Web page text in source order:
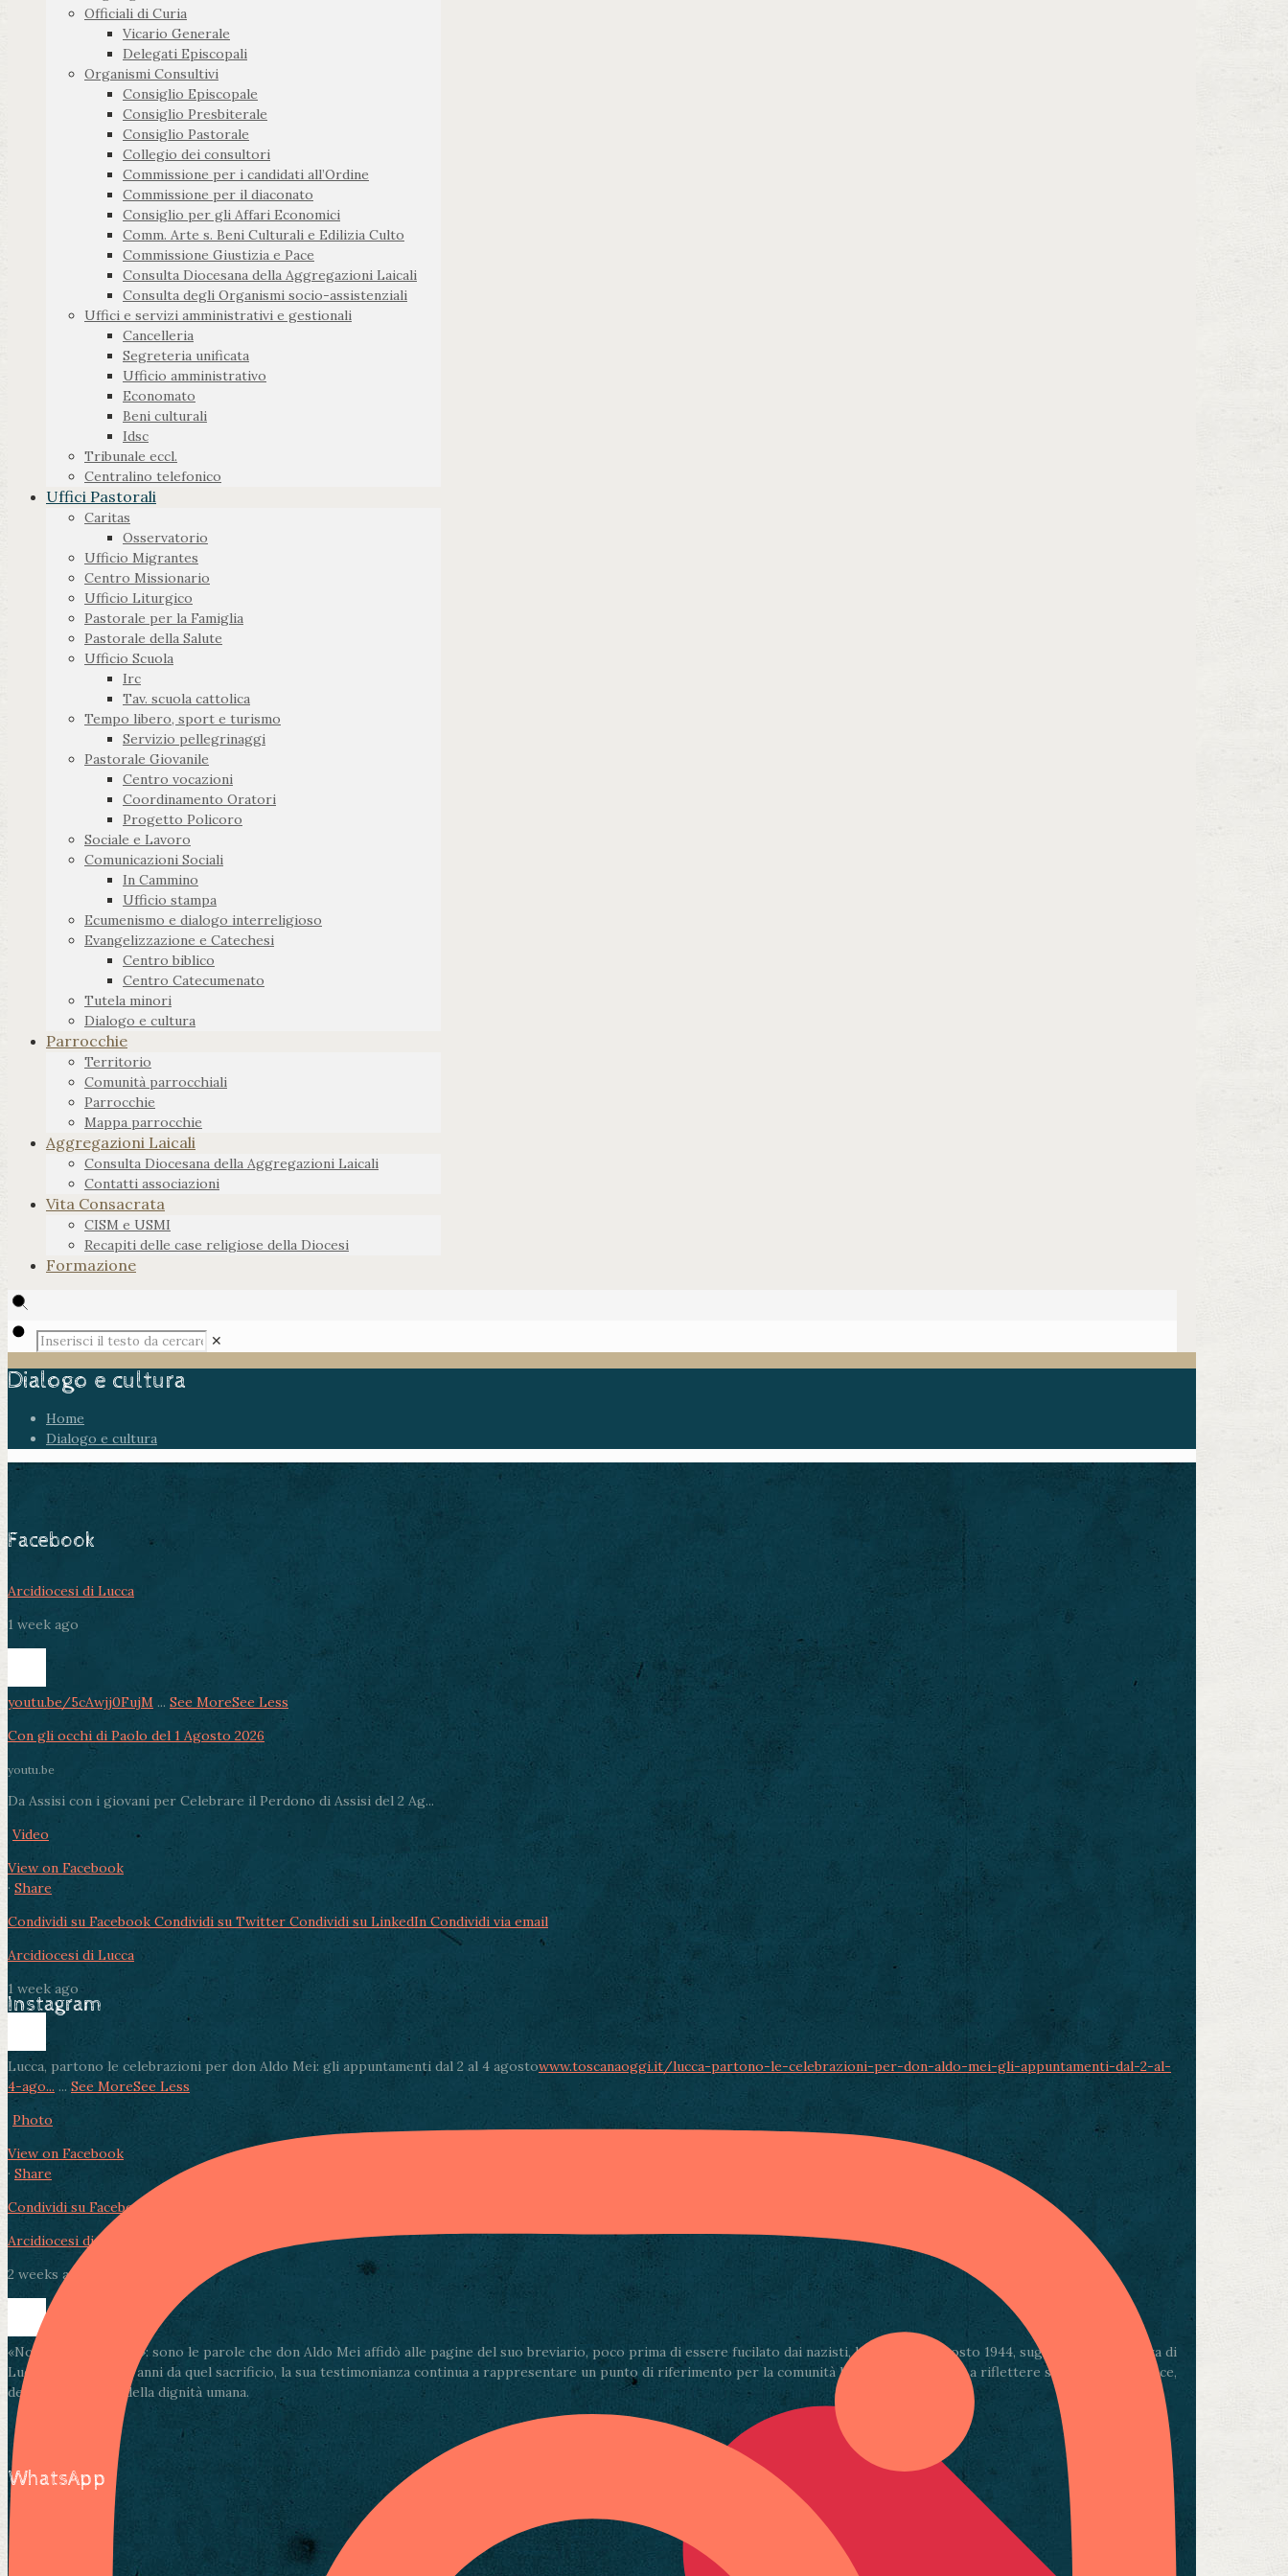
Officiali di Curia
Vicario Generale
Delegati Episcopali
Organismi Consultivi
Consiglio Episcopale
Consiglio Presbiterale
Consiglio Pastorale
Collegio dei consultori
Commissione per i candidati all’Ordine
Commissione per il diaconato
Consiglio per gli Affari Economici
Comm. Arte s. Beni Culturali e Edilizia Culto
Commissione Giustizia e Pace
Consulta Diocesana della Aggregazioni Laicali
Consulta degli Organismi socio-assistenziali
Uffici e servizi amministrativi e gestionali
Cancelleria
Segreteria unificata
Ufficio amministrativo
Economato
Beni culturali
Idsc
Tribunale eccl.
Centralino telefonico
Uffici Pastorali
Caritas
Osservatorio
Ufficio Migrantes
Centro Missionario
Ufficio Liturgico
Pastorale per la Famiglia
Pastorale della Salute
Ufficio Scuola
Irc
Tav. scuola cattolica
Tempo libero, sport e turismo
Servizio pellegrinaggi
Pastorale Giovanile
Centro vocazioni
Coordinamento Oratori
Progetto Policoro
Sociale e Lavoro
Comunicazioni Sociali
In Cammino
Ufficio stampa
Ecumenismo e dialogo interreligioso
Evangelizzazione e Catechesi
Centro biblico
Centro Catecumenato
Tutela minori
Dialogo e cultura
Parrocchie
Territorio
Comunità parrocchiali
Parrocchie
Mappa parrocchie
Aggregazioni Laicali
Consulta Diocesana della Aggregazioni Laicali
Contatti associazioni
Vita Consacrata
CISM e USMI
Recapiti delle case religiose della Diocesi
Formazione
✕
Dialogo e cultura
Home
Dialogo e cultura
Facebook
Arcidiocesi di Lucca
1 week ago
youtu.be/5cAwjj0FujM ... See MoreSee Less
Con gli occhi di Paolo del 1 Agosto 2026
youtu.be
Da Assisi con i giovani per Celebrare il Perdono di Assisi del 2 Ag...
Video
View on Facebook
· Share
Condividi su Facebook Condividi su Twitter Condividi su LinkedIn Condividi via email
Arcidiocesi di Lucca
1 week ago
Lucca, partono le celebrazioni per don Aldo Mei: gli appuntamenti dal 2 al 4 agostowww.toscanaoggi.it/lucca-partono-le-celebrazioni-per-don-aldo-mei-gli-appuntamenti-dal-2-al-
4-ago... ... See MoreSee Less
Photo
View on Facebook
· Share
Condividi su Facebook
Arcidiocesi di Lucca
2 weeks ago
«Non muore l’amore»: sono le parole che don Aldo Mei affidò alle pagine del suo breviario, poco prima di essere fucilato dai nazisti, la sera del 4 agosto 1944, sugli spalti delle Mura di
Lucca. A ottantadue anni da quel sacrificio, la sua testimonianza continua a rappresentare un punto di riferimento per la comunità lucchese e un invito a riflettere sul valore della pace,
della solidarietà e della dignità umana.
Instagram
WhatsApp